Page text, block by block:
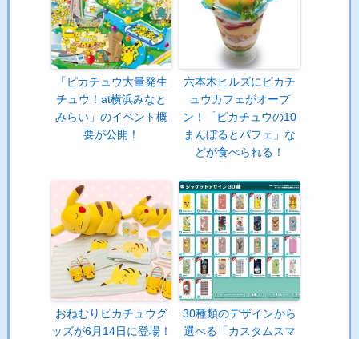
「ピカチュウ大量発生
チュウ！at横浜みなと
みらい」のイベント概
要が公開！
六本木ヒルズにピカチ
ュウカフェがオープ
ン！「ピカチュウの10
まんぼるとパフェ」な
どが食べられる！
おねむりピカチュウグ
ッズが6月14日に登場！
30種類のデザインから
選べる「カスタムスマ